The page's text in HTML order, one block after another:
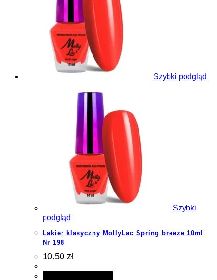
Szybki podgląd
Szybki
podgląd
Lakier klasyczny MollyLac Spring breeze 10ml
Nr 198
10.50 zł